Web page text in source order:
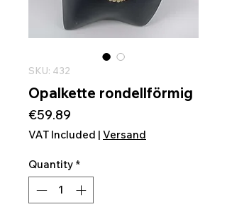
SKU: 432
Opalkette rondellförmig
€59.89
VAT Included | Versand
Quantity *